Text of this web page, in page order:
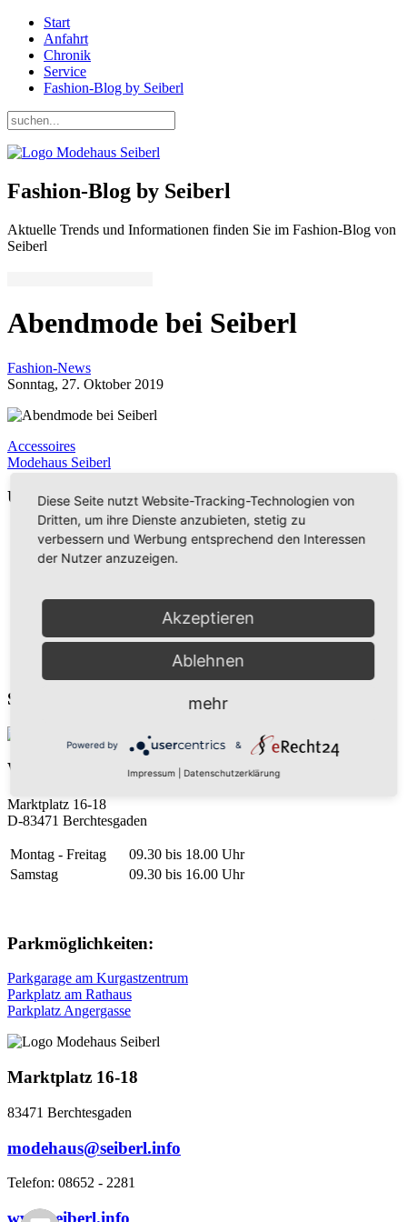
Start
Anfahrt
Chronik
Service
Fashion-Blog by Seiberl
Fashion-Blog by Seiberl
Aktuelle Trends und Informationen finden Sie im Fashion-Blog von
Seiberl
Abendmode bei Seiberl
Fashion-News
Sonntag, 27. Oktober 2019
Accessoires
Modehaus Seiberl
Unser Angebot
So finden Sie uns
Anfahrtshilfe mit Google Maps
zu Seiberl junior
Unser 5-Sterne-Service für Sie
Datenschutzerklärung
So finden Sie uns
Wir sind für Sie da
Marktplatz 16-18
D-83471 Berchtesgaden
Montag - Freitag
09.30 bis 18.00 Uhr
Samstag
09.30 bis 16.00 Uhr
Parkmöglichkeiten:
Parkgarage am Kurgastzentrum
Parkplatz am Rathaus
Parkplatz Angergasse
Marktplatz 16-18
83471 Berchtesgaden
modehaus@seiberl.info
Telefon: 08652 - 2281
www.seiberl.info
Diese Seite nutzt Website-Tracking-Technologien von
Dritten, um ihre Dienste anzubieten, stetig zu
verbessern und Werbung entsprechend den Interessen
der Nutzer anzuzeigen.
Akzeptieren
Ablehnen
mehr
Powered by &
Impressum Datenschutzerklärung